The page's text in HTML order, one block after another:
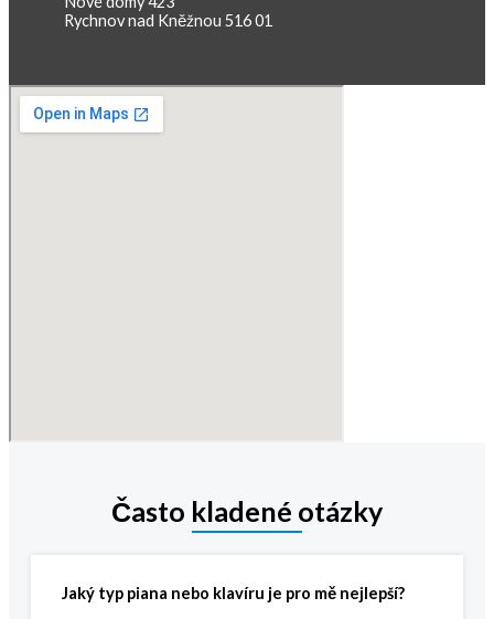
Rychnov nad Kněžnou 516 01
Často kladené otázky
Jaký typ piana nebo klavíru je pro mě nejlepší?